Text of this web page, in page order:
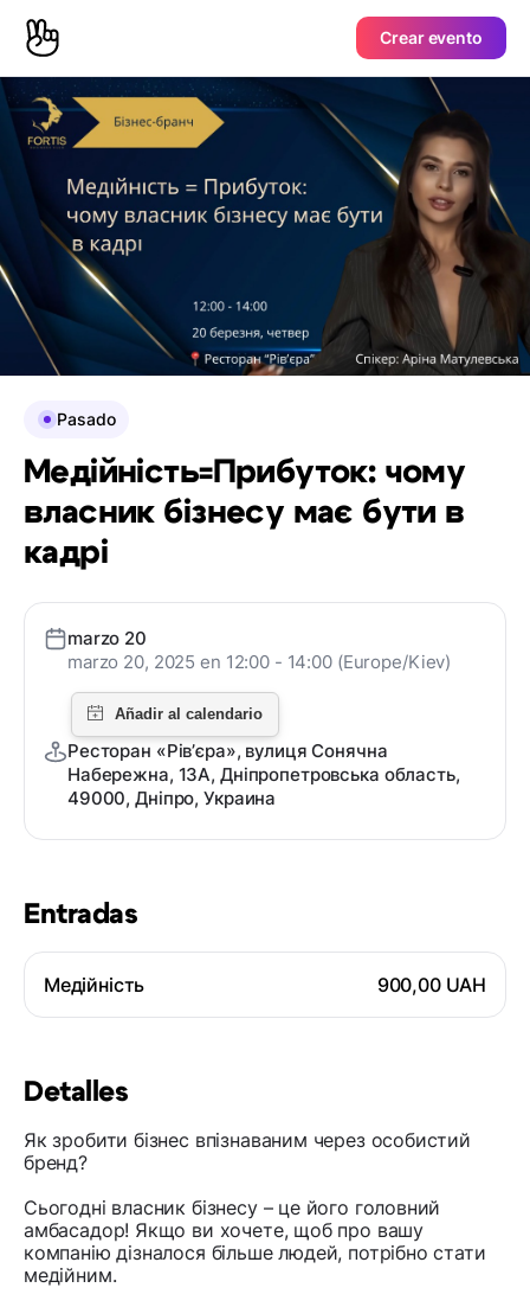
Crear evento
Entradas
Медійність 900,00 UAH
Detalles
Як зробити бізнес впізнаваним через особистий
бренд?
Сьогодні власник бізнесу – це його головний
амбасадор! Якщо ви хочете, щоб про вашу
компанію дізналося більше людей, потрібно стати
медійним.
Pasado
Медійність=Прибуток: чому
власник бізнесу має бути в
кадрі
marzo 20
marzo 20, 2025 en 12:00 - 14:00 (Europe/Kiev)
Ресторан «Рівʼєра», вулиця Сонячна
Набережна, 13А, Дніпропетровська область,
49000, Дніпро, Украина